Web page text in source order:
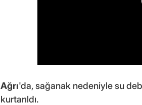
Ağrı'da, sağanak nedeniyle su
kurtarıldı.